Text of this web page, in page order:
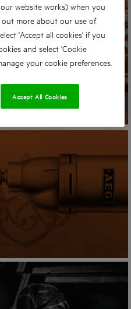
website works) when you
more about our use of
'Accept all cookies' if you
and select 'Cookie
your cookie preferences.
Accept All Cookies